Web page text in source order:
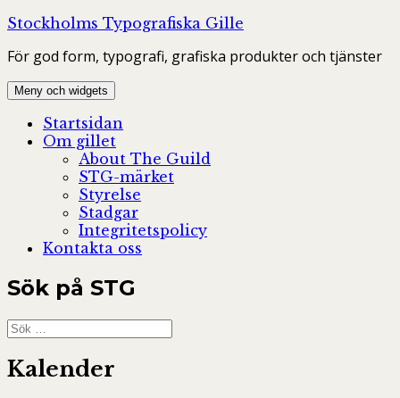
Hoppa
innehåll
Stockholms Typografiska Gille
För god form, typografi, grafiska produkter och tjänster
Meny och widgets
Startsidan
Om gillet
About The Guild
STG-märket
Styrelse
Stadgar
Integritetspolicy
Kontakta oss
Sök på STG
Sök
efter:
Kalender